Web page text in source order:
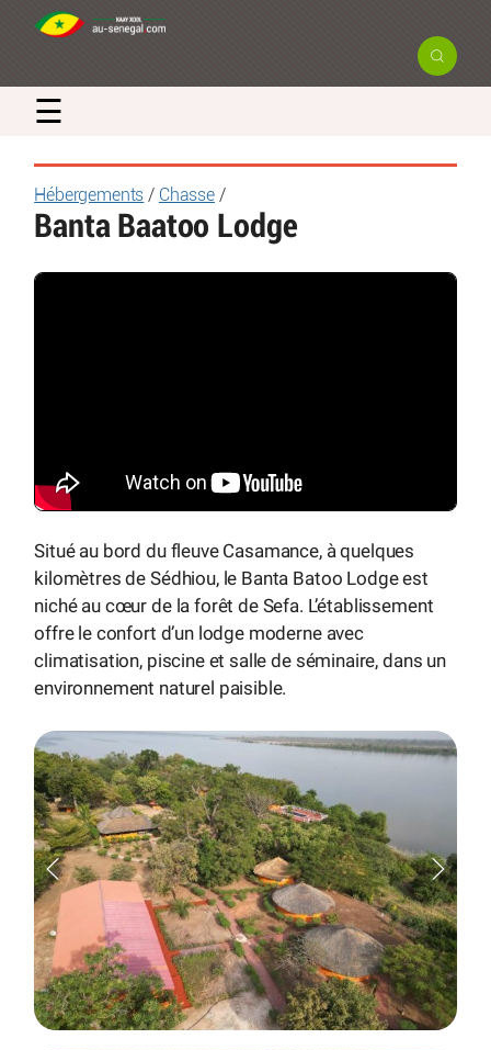
☰
Hébergements / Chasse/
Banta Baatoo Lodge
Situé au bord du fleuve Casamance, à quelques
kilomètres de Sédhiou, le Banta Batoo Lodge est
niché au cœur de la forêt de Sefa. L’établissement
offre le confort d’un lodge moderne avec
climatisation, piscine et salle de séminaire, dans un
environnement naturel paisible.